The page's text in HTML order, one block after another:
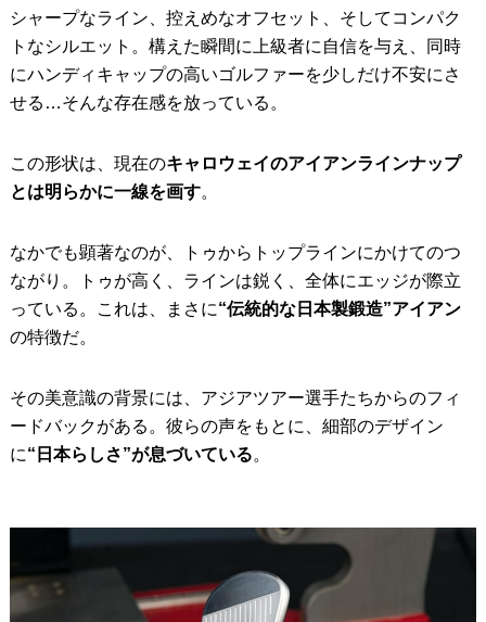
シャープなライン、控えめなオフセット、そしてコンパク
トなシルエット。構えた瞬間に上級者に自信を与え、同時
にハンディキャップの高いゴルファーを少しだけ不安にさ
せる…そんな存在感を放っている。
この形状は、現在のキャロウェイのアイアンラインナップ
とは明らかに一線を画す。
なかでも顕著なのが、トゥからトップラインにかけてのつ
ながり。トゥが高く、ラインは鋭く、全体にエッジが際立
っている。これは、まさに“伝統的な日本製鍛造”アイアン
の特徴だ。
その美意識の背景には、アジアツアー選手たちからのフィ
ードバックがある。彼らの声をもとに、細部のデザイン
に“日本らしさ”が息づいている。